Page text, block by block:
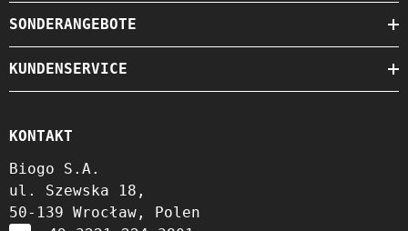
SONDERANGEBOTE
KUNDENSERVICE
KONTAKT
Biogo S.A.
ul. Szewska 18,
50-139 Wrocław, Polen